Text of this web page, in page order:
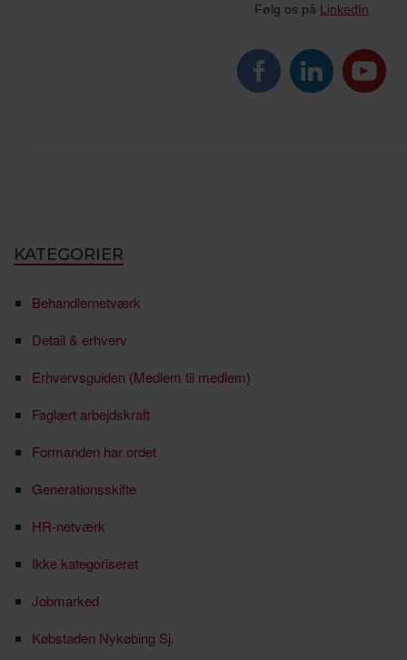
Følg os på LinkedIn
KATEGORIER
Behandlernetværk
Detail & erhverv
Erhvervsguiden (Medlem til medlem)
Faglært arbejdskraft
Formanden har ordet
Generationsskifte
HR-netværk
Ikke kategoriseret
Jobmarked
Købstaden Nykøbing Sj.